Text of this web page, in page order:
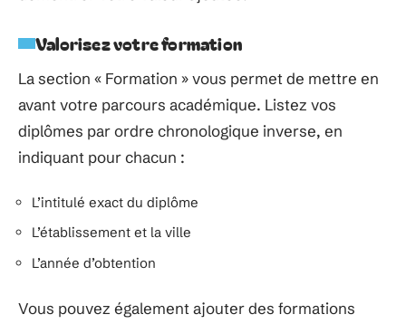
Valorisez votre formation
La section « Formation » vous permet de mettre en
avant votre parcours académique. Listez vos
diplômes par ordre chronologique inverse, en
indiquant pour chacun :
L’intitulé exact du diplôme
L’établissement et la ville
L’année d’obtention
Vous pouvez également ajouter des formations